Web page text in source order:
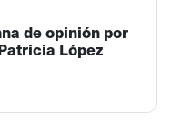
de opinión por
López